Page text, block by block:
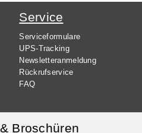
Service
Serviceformulare
UPS-Tracking
Newsletteranmeldung
Rückrufservice
FAQ
Broschüren